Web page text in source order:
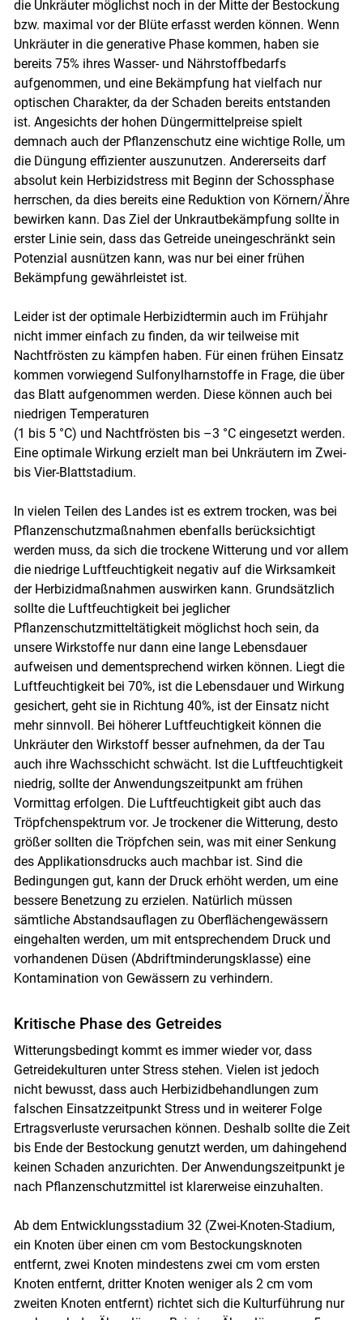
Skip to main content
die Unkräuter möglichst noch in der Mitte der Bestockung
bzw. maximal vor der Blüte erfasst werden können. Wenn
Unkräuter in die generative Phase kommen, haben sie
bereits 75% ihres Wasser- und Nährstoffbedarfs
aufgenommen, und eine Bekämpfung hat vielfach nur
optischen Charakter, da der Schaden bereits entstanden
ist. Angesichts der hohen Düngermittelpreise spielt
demnach auch der Pflanzenschutz eine wichtige Rolle, um
die Düngung effizienter auszunutzen. Andererseits darf
absolut kein Herbizidstress mit Beginn der Schossphase
herrschen, da dies bereits eine Reduktion von Körnern/​Ähre
bewirken kann. Das Ziel der Unkrautbekämpfung sollte in
erster Linie sein, dass das Getreide uneingeschränkt sein
Potenzial ausnützen kann, was nur bei einer frühen
Bekämpfung gewährleistet ist.
Leider ist der optimale Herbizidtermin auch im Frühjahr
nicht immer einfach zu finden, da wir teilweise mit
Nachtfrösten zu kämpfen haben. Für einen frühen Einsatz
kommen vorwiegend Sulfonylharnstoffe in Frage, die über
das Blatt aufgenommen werden. Diese können auch bei
niedrigen Temperaturen
(1 bis 5 °C) und Nachtfrösten bis –3 °C eingesetzt werden.
Eine optimale Wirkung erzielt man bei Unkräutern im Zwei-
bis Vier-Blattstadium.
In vielen Teilen des Landes ist es extrem trocken, was bei
Pflanzenschutzmaßnahmen ebenfalls berücksichtigt
werden muss, da sich die trockene Witterung und vor allem
die niedrige Luftfeuchtigkeit negativ auf die Wirksamkeit
der Herbizidmaßnahmen auswirken kann. Grundsätzlich
sollte die Luftfeuchtigkeit bei jeglicher
Pflanzenschutzmitteltätigkeit möglichst hoch sein, da
unsere Wirkstoffe nur dann eine lange Lebensdauer
aufweisen und dementsprechend wirken können. Liegt die
Luftfeuchtigkeit bei 70%, ist die Lebensdauer und Wirkung
gesichert, geht sie in Richtung 40%, ist der Einsatz nicht
mehr sinnvoll. Bei höherer Luftfeuchtigkeit können die
Unkräuter den Wirkstoff besser aufnehmen, da der Tau
auch ihre Wachsschicht schwächt. Ist die Luftfeuchtigkeit
niedrig, sollte der Anwendungszeitpunkt am frühen
Vormittag erfolgen. Die Luftfeuchtigkeit gibt auch das
Tröpfchenspektrum vor. Je trockener die Witterung, desto
größer sollten die Tröpfchen sein, was mit einer Senkung
des Applikationsdrucks auch machbar ist. Sind die
Bedingungen gut, kann der Druck erhöht werden, um eine
bessere Benetzung zu erzielen. Natürlich müssen
sämtliche Abstandsauflagen zu Oberflächengewässern
eingehalten werden, um mit entsprechendem Druck und
vorhandenen Düsen (Abdriftminderungsklasse) eine
Kontamination von Gewässern zu verhindern.
Kritische Phase des Getreides
Witterungsbedingt kommt es immer wieder vor, dass
Getreidekulturen unter Stress stehen. Vielen ist jedoch
nicht bewusst, dass auch Herbizidbehandlungen zum
falschen Einsatzzeitpunkt Stress und in weiterer Folge
Ertragsverluste verursachen können. Deshalb sollte die Zeit
bis Ende der Bestockung genutzt werden, um dahingehend
keinen Schaden anzurichten. Der Anwendungszeitpunkt je
nach Pflanzenschutzmittel ist klarerweise einzuhalten.
Ab dem Entwicklungsstadium 32 (Zwei-Knoten-Stadium,
ein Knoten über einen cm vom Bestockungsknoten
entfernt, zwei Knoten mindestens zwei cm vom ersten
Knoten entfernt, dritter Knoten weniger als 2 cm vom
zweiten Knoten entfernt) richtet sich die Kulturführung nur